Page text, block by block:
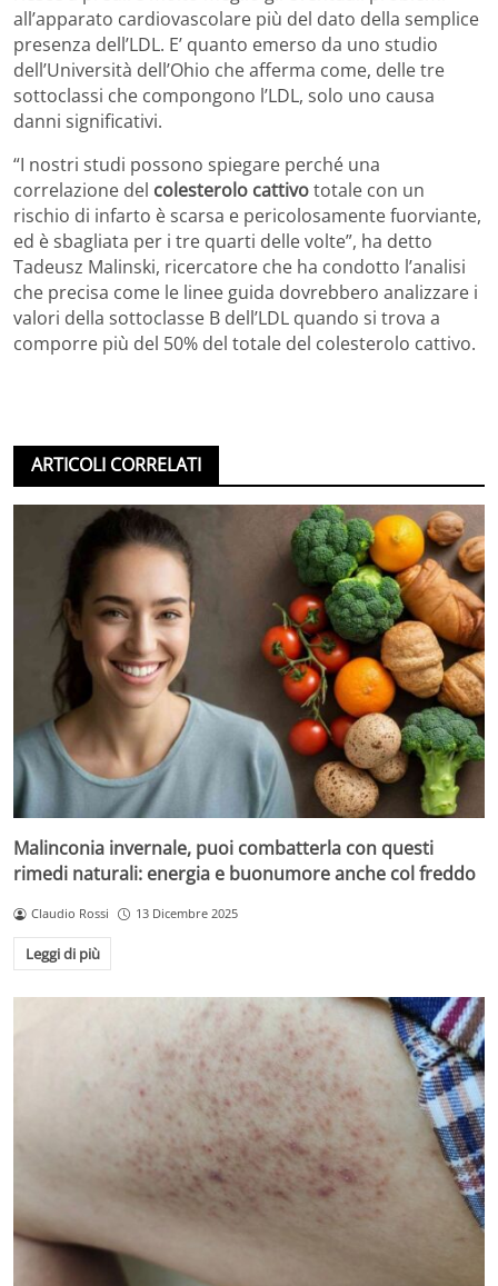
all’apparato cardiovascolare più del dato della semplice
presenza dell’LDL. E’ quanto emerso da uno studio
dell’Università dell’Ohio che afferma come, delle tre
sottoclassi che compongono l’LDL, solo uno causa
danni significativi.
“I nostri studi possono spiegare perché una
correlazione del colesterolo cattivototale con un
rischio di infarto è scarsa e pericolosamente fuorviante,
ed è sbagliata per i tre quarti delle volte”, ha detto
Tadeusz Malinski, ricercatore che ha condotto l’analisi
che precisa come le linee guida dovrebbero analizzare i
valori della sottoclasse B dell’LDL quando si trova a
comporre più del 50% del totale del colesterolo cattivo.
ARTICOLI CORRELATI
Malinconia invernale, puoi combatterla con questi
rimedi naturali: energia e buonumore anche col freddo
Claudio Rossi 13 Dicembre 2025
Leggi di più